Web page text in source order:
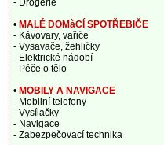
- Drogerie
• MALÉ DOMàCÍ SPOTŘEBIČE
- Kávovary, vařiče
- Vysavače, žehličky
- Elektrické nádobí
- Péče o tělo
• MOBILY A NAVIGACE
- Mobilní telefony
- Vysílačky
- Navigace
- Zabezpečovací technika